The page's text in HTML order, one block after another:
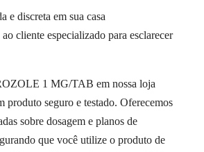
e discreta em sua casa
cliente especializado para esclarecer
1 MG/TAB em nossa loja
produto seguro e testado. Oferecemos
sobre dosagem e planos de
que você utilize o produto de